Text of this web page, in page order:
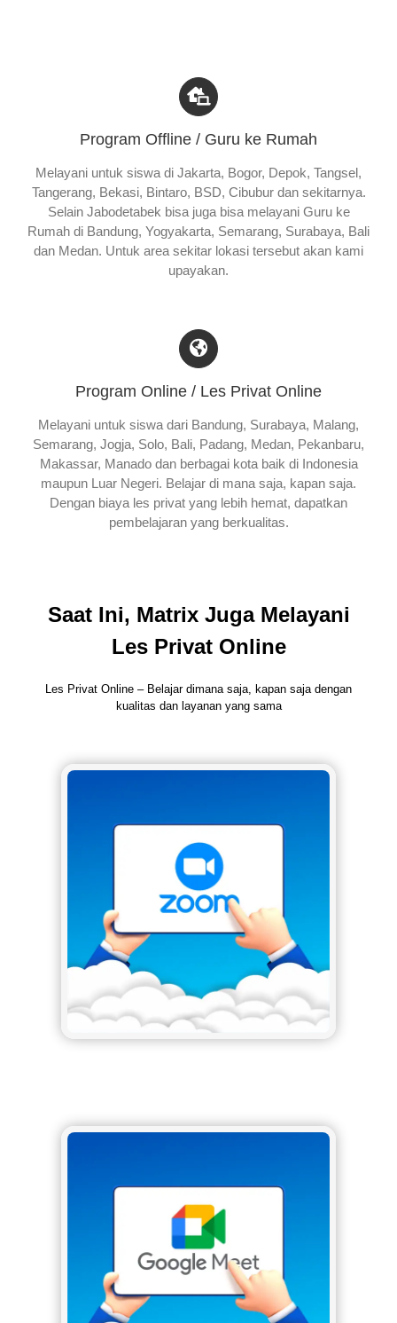
Program Offline / Guru ke Rumah
Melayani untuk siswa di Jakarta, Bogor, Depok, Tangsel,
Tangerang, Bekasi, Bintaro, BSD, Cibubur dan sekitarnya.
Selain Jabodetabek bisa juga bisa melayani Guru ke
Rumah di Bandung, Yogyakarta, Semarang, Surabaya, Bali
dan Medan. Untuk area sekitar lokasi tersebut akan kami
upayakan.
Program Online / Les Privat Online
Melayani untuk siswa dari Bandung, Surabaya, Malang,
Semarang, Jogja, Solo, Bali, Padang, Medan, Pekanbaru,
Makassar, Manado dan berbagai kota baik di Indonesia
maupun Luar Negeri. Belajar di mana saja, kapan saja.
Dengan biaya les privat yang lebih hemat, dapatkan
pembelajaran yang berkualitas.
Saat Ini, Matrix Juga Melayani
Les Privat Online
Les Privat Online – Belajar dimana saja, kapan saja dengan
kualitas dan layanan yang sama